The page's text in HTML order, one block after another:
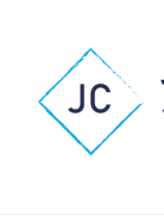
content